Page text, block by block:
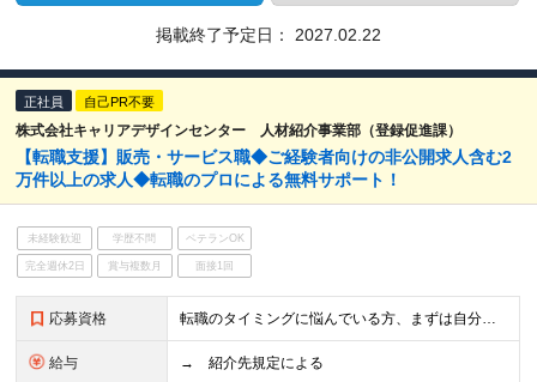
掲載終了予定日： 2027.02.22
正社員 自己PR不要
株式会社キャリアデザインセンター 人材紹介事業部（登録促進課）
【転職支援】販売・サービス職◆ご経験者向けの非公開求人含む2
万件以上の求人◆転職のプロによる無料サポート！
未経験歓迎 学歴不問 ベテランOK
完全週休2日 賞与複数月 面接1回
応募資格 転職のタイミングに悩んでいる方、まずは自分の選択肢を知りたい方など、まだ本格的な転職活動を始めていない方もぜひご相談ください。 【活かせる経験・スキル】 メリット3 応募書類・面接にプロのアドバ
給与 → 紹介先規定による